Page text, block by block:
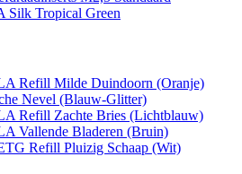
Silk Tropical Green
Refill Milde Duindoorn (Oranje)
Nevel (Blauw-Glitter)
Refill Zachte Bries (Lichtblauw)
Vallende Bladeren (Bruin)
Refill Pluizig Schaap (Wit)